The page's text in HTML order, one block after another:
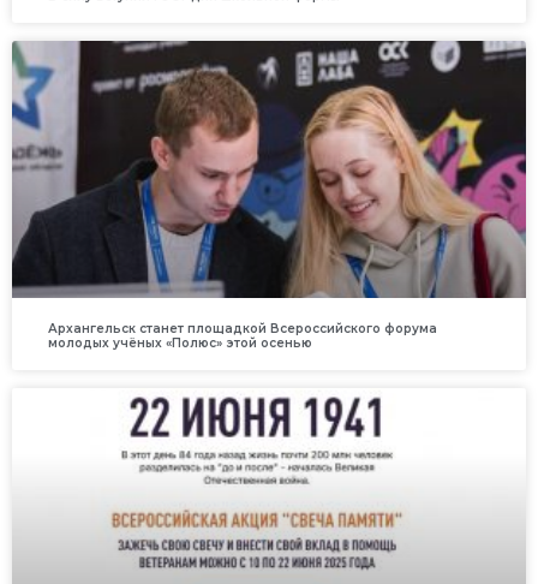
Архангельск станет площадкой Всероссийского форума
молодых учёных «Полюс» этой осенью